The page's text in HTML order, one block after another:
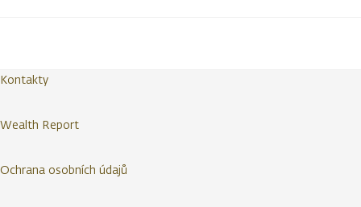
Kontakty
Wealth Report
Ochrana osobních údajů